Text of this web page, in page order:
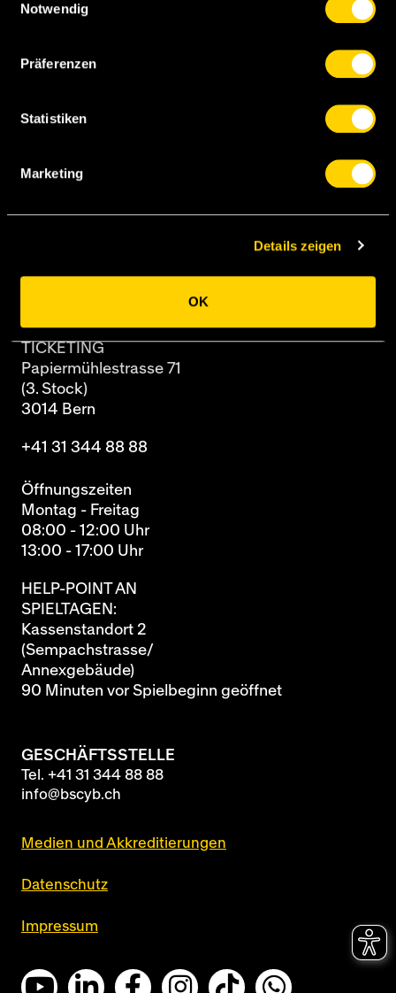
Notwendig
Präferenzen
Statistiken
Marketing
Details zeigen
OK
Postfach
TICKETING
Papiermühlestrasse 71
(3. Stock)
3014 Bern
+41 31 344 88 88
Öffnungszeiten
Montag - Freitag
08:00 - 12:00 Uhr
13:00 - 17:00 Uhr
HELP-POINT AN
SPIELTAGEN:
Kassenstandort 2
(Sempachstrasse/
Annexgebäude)
90 Minuten vor Spielbeginn geöffnet
GESCHÄFTSSTELLE
Tel. +41 31 344 88 88
info@bscyb.ch
Medien und Akkreditierungen
Datenschutz
Impressum